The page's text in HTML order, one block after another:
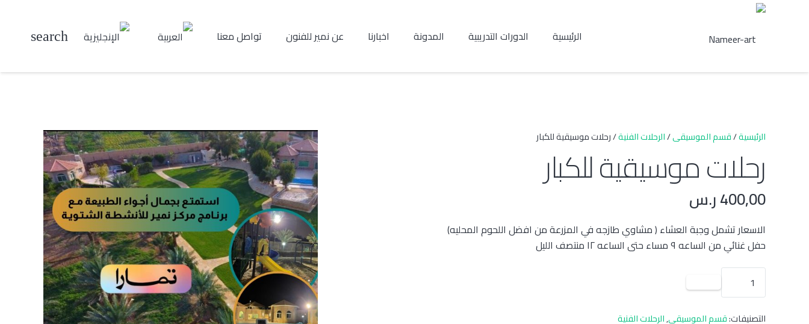
الرئيسية الدورات التدريبية المدونة اخبارنا عن نمير للفنون تواصل معنا search
الرئيسية/قسم الموسيقى/الرحلات الفنية/ رحلات موسيقية للكبار
رحلات موسيقية للكبار
400,00ر.س
الاسعار تشمل وجبة العشاء ( مشاوي طازجه في المزرعة من افضل اللحوم المحليه)
حفل غنائي من الساعه ٩ مساء حتى الساعه ١٢ منتصف الليل
التصنيفات:قسم الموسيقى,الرحلات الفنية